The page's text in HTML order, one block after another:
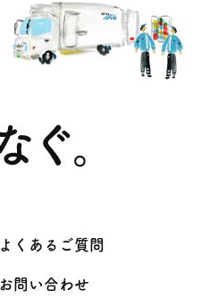
よくあるご質問
お問い合わせ